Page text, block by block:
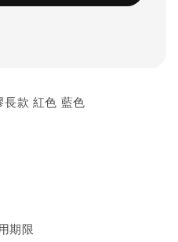
長款 紅色 藍色
期限